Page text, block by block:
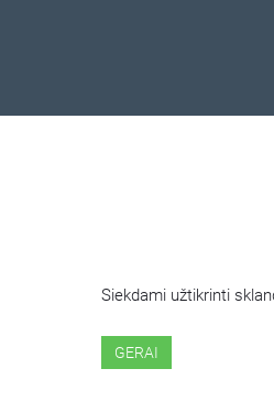
Siekdami užtikrinti
GERAI